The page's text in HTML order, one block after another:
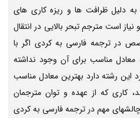
دلیل ظرافت‌ ها و ریزه‌ کاری‌ های
است مترجم تبحر بالایی در انتقال
در ترجمه فارسی به کردی اگر با
معادل مناسب برای آن وجود نداشته
این رشته دارد بهترین معادل مناسب
کاری که از عهده و توان مترجمان
مهم در ترجمه فارسی به کردی